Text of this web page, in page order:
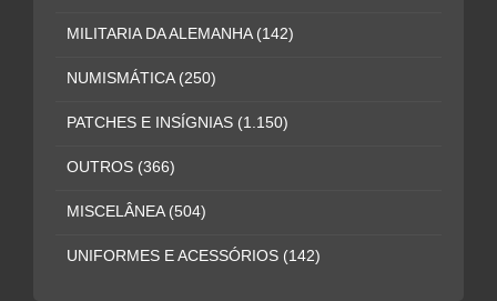
MILITARIA DA ALEMANHA (142)
NUMISMÁTICA (250)
PATCHES E INSÍGNIAS (1.150)
OUTROS (366)
MISCELÂNEA (504)
UNIFORMES E ACESSÓRIOS (142)